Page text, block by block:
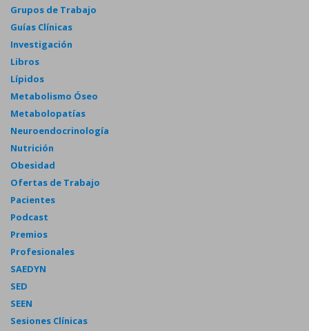
Grupos de Trabajo
Guías Clínicas
Investigación
Libros
Lípidos
Metabolismo Óseo
Metabolopatías
Neuroendocrinología
Nutrición
Obesidad
Ofertas de Trabajo
Pacientes
Podcast
Premios
Profesionales
SAEDYN
SED
SEEN
Sesiones Clínicas